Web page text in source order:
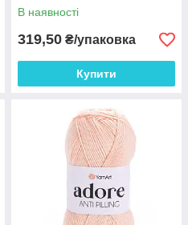
В наявності
319,50 ₴/упаковка
Купити